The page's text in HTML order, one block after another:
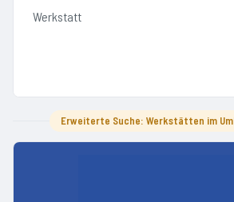
Werkstatt
Erweiterte Suche: Werkstätten im